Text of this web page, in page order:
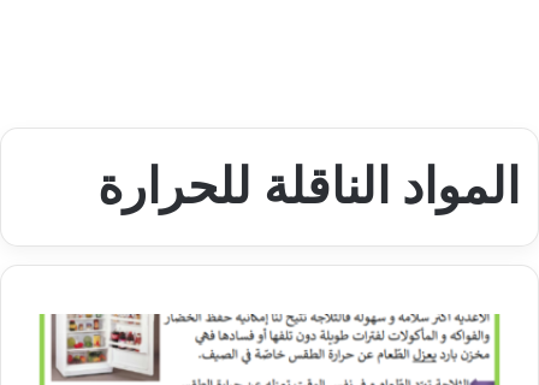
المواد الناقلة للحرارة